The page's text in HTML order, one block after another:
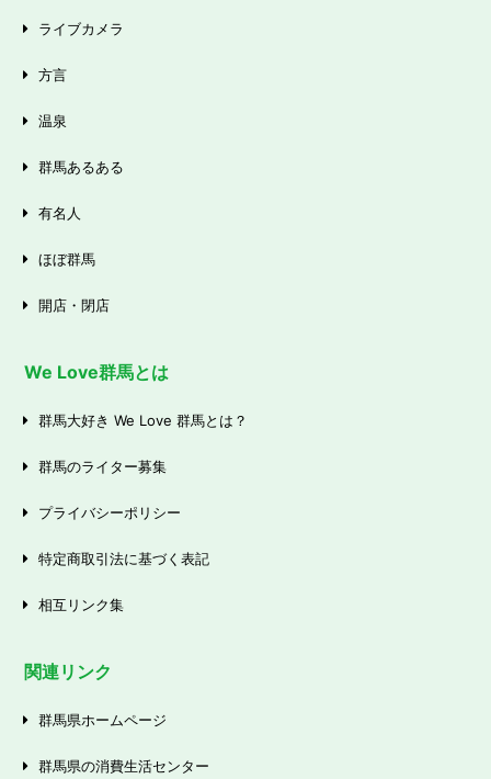
ライブカメラ
方言
温泉
群馬あるある
有名人
ほぼ群馬
開店・閉店
We Love群馬とは
群馬大好き We Love 群馬とは？
群馬のライター募集
プライバシーポリシー
特定商取引法に基づく表記
相互リンク集
関連リンク
群馬県ホームページ
群馬県の消費生活センター